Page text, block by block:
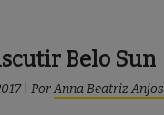
Belo Sun
PorAnna Beatriz Anjos